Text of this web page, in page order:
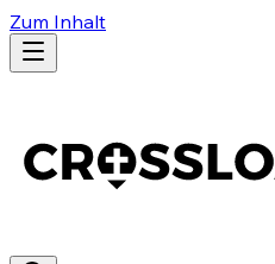
Zum Inhalt